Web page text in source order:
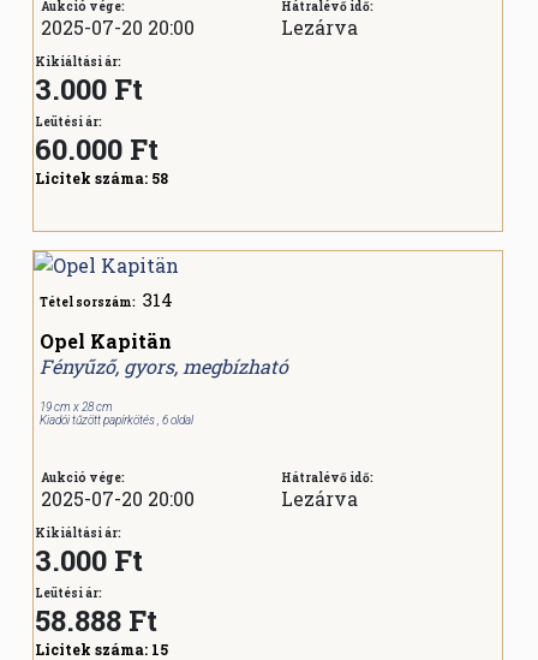
Aukció vége:
2025-07-20 20:00
Hátralévő idő:
Lezárva
Kikiáltási ár:
3.000 Ft
Leütési ár:
60.000 Ft
Licitek száma: 58
Tétel sorszám: 314
Opel Kapitän
Fényűző, gyors, megbízható
19 cm x 28 cm
Kiadói tűzött papírkötés , 6 oldal
Aukció vége:
2025-07-20 20:00
Hátralévő idő:
Lezárva
Kikiáltási ár:
3.000 Ft
Leütési ár:
58.888 Ft
Licitek száma: 15